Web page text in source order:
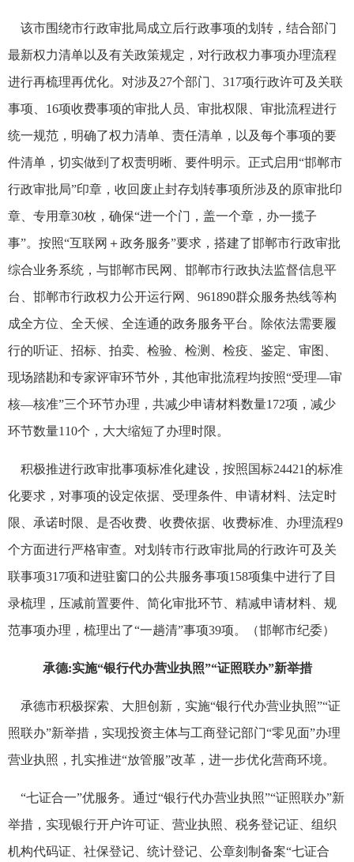
该市围绕市行政审批局成立后行政事项的划转，结合部门
最新权力清单以及有关政策规定，对行政权力事项办理流程
进行再梳理再优化。对涉及27个部门、317项行政许可及关联
事项、16项收费事项的审批人员、审批权限、审批流程进行
统一规范，明确了权力清单、责任清单，以及每个事项的要
件清单，切实做到了权责明晰、要件明示。正式启用“邯郸市
行政审批局”印章，收回废止封存划转事项所涉及的原审批印
章、专用章30枚，确保“进一个门，盖一个章，办一揽子
事”。按照“互联网＋政务服务”要求，搭建了邯郸市行政审批
综合业务系统，与邯郸市民网、邯郸市行政执法监督信息平
台、邯郸市行政权力公开运行网、961890群众服务热线等构
成全方位、全天候、全连通的政务服务平台。除依法需要履
行的听证、招标、拍卖、检验、检测、检疫、鉴定、审图、
现场踏勘和专家评审环节外，其他审批流程均按照“受理—审
核—核准”三个环节办理，共减少申请材料数量172项，减少
环节数量110个，大大缩短了办理时限。
积极推进行政审批事项标准化建设，按照国标24421的标准
化要求，对事项的设定依据、受理条件、申请材料、法定时
限、承诺时限、是否收费、收费依据、收费标准、办理流程9
个方面进行严格审查。对划转市行政审批局的行政许可及关
联事项317项和进驻窗口的公共服务事项158项集中进行了目
录梳理，压减前置要件、简化审批环节、精减申请材料、规
范事项办理，梳理出了“一趟清”事项39项。（邯郸市纪委）
承德:实施“银行代办营业执照”“证照联办”新举措
承德市积极探索、大胆创新，实施“银行代办营业执照”“证
照联办”新举措，实现投资主体与工商登记部门“零见面”办理
营业执照，扎实推进“放管服”改革，进一步优化营商环境。
“七证合一”优服务。通过“银行代办营业执照”“证照联办”新
举措，实现银行开户许可证、营业执照、税务登记证、组织
机构代码证、社保登记、统计登记、公章刻制备案“七证合